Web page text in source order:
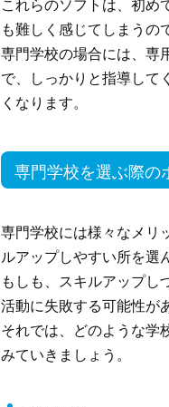
これらのソフトは、初め
も難しく感じてしまうの
専門学校の場合には、専
で、しっかりと指導して
くなります。
専門学校を選ぶ際の
専門学校には様々なメリ
ルアップしやすい所を選
もしも、スキルアップし
活動に失敗する可能性が
それでは、どのような学
みていきましょう。